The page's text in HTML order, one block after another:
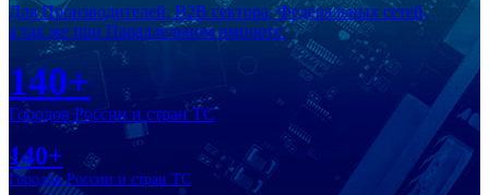
Для Производителей, В2В сектора, Федеральных сетей,
а так же при Параллельном импорте.
140+
Городов России и стран ТС
140+
Городов России и стран ТС